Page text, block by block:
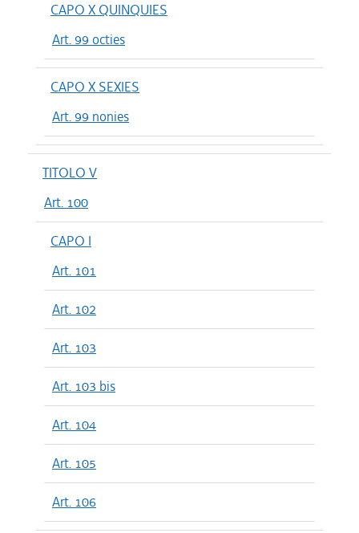
CAPO X QUINQUIES
Art. 99 octies
CAPO X SEXIES
Art. 99 nonies
TITOLO V
Art. 100
CAPO I
Art. 101
Art. 102
Art. 103
Art. 103 bis
Art. 104
Art. 105
Art. 106